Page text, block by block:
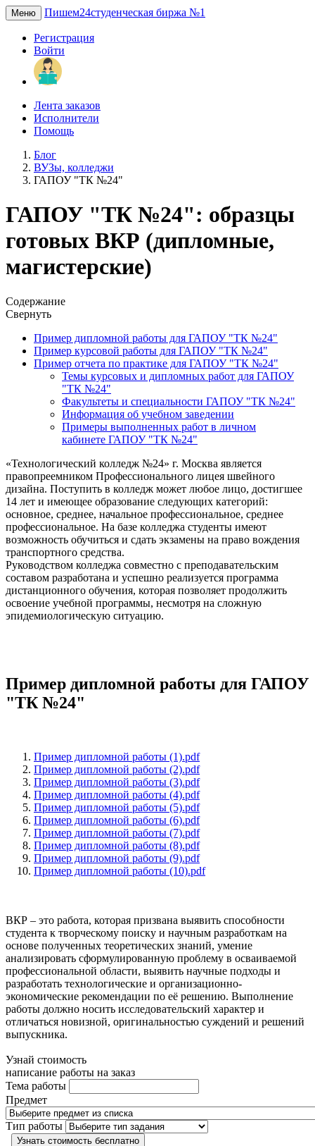
Меню Пишем24студенческая биржа №1
Регистрация
Войти
Лента заказов
Исполнители
Помощь
Блог
ВУЗы, колледжи
ГАПОУ "ТК №24"
ГАПОУ "ТК №24": образцы
готовых ВКР (дипломные,
магистерские)
Содержание
Свернуть
Пример дипломной работы для ГАПОУ "ТК №24"
Пример курсовой работы для ГАПОУ "ТК №24"
Пример отчета по практике для ГАПОУ "ТК №24"
Темы курсовых и дипломных работ для ГАПОУ
"ТК №24"
Факультеты и специальности ГАПОУ "ТК №24"
Информация об учебном заведении
Примеры выполненных работ в личном
кабинете ГАПОУ "ТК №24"
«Технологический колледж №24» г. Москва является
правопреемником Профессионального лицея швейного
дизайна. Поступить в колледж может любое лицо, достигшее
14 лет и имеющее образование следующих категорий:
основное, среднее, начальное профессиональное, среднее
профессиональное. На базе колледжа студенты имеют
возможность обучиться и сдать экзамены на право вождения
транспортного средства.
Руководством колледжа совместно с преподавательским
составом разработана и успешно реализуется программа
дистанционного обучения, которая позволяет продолжить
освоение учебной программы, несмотря на сложную
эпидемиологическую ситуацию.
Пример дипломной работы для ГАПОУ
"ТК №24"
Пример дипломной работы (1).pdf
Пример дипломной работы (2).pdf
Пример дипломной работы (3).pdf
Пример дипломной работы (4).pdf
Пример дипломной работы (5).pdf
Пример дипломной работы (6).pdf
Пример дипломной работы (7).pdf
Пример дипломной работы (8).pdf
Пример дипломной работы (9).pdf
Пример дипломной работы (10).pdf
ВКР – это работа, которая призвана выявить способности
студента к творческому поиску и научным разработкам на
основе полученных теоретических знаний, умение
анализировать сформулированную проблему в осваиваемой
профессиональной области, выявить научные подходы и
разработать технологические и организационно-
экономические рекомендации по её решению. Выполнение
работы должно носить исследовательский характер и
отличаться новизной, оригинальностью суждений и решений
выпускника.
Узнай стоимость
написание работы на заказ
Тема работы
Предмет
Тип работы
Узнать стоимость бесплатно